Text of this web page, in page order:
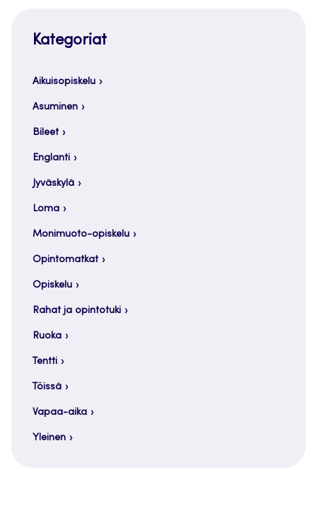
Kategoriat
Aikuisopiskelu
Asuminen
Bileet
Englanti
Jyväskylä
Loma
Monimuoto-opiskelu
Opintomatkat
Opiskelu
Rahat ja opintotuki
Ruoka
Tentti
Töissä
Vapaa-aika
Yleinen